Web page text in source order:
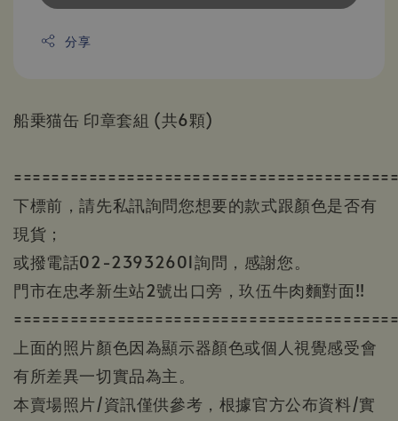
分享
船乗猫缶 印章套組 (共6顆)
下標前，請先私訊詢問您想要的款式跟顏色是否有
現貨；
或撥電話02-23932601詢問，感謝您。
門市在忠孝新生站2號出口旁，玖伍牛肉麵對面!!
上面的照片顏色因為顯示器顏色或個人視覺感受會
有所差異一切實品為主。
本賣場照片/資訊僅供參考，根據官方公布資料/實